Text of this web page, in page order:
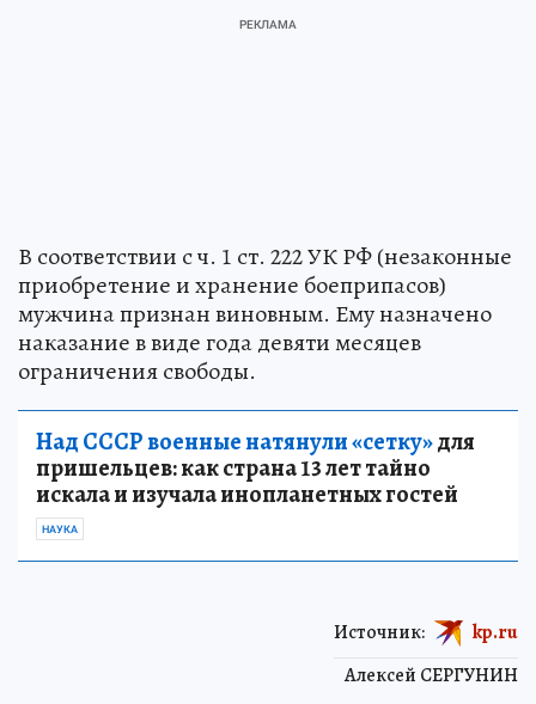
В соответствии с ч. 1 ст. 222 УК РФ (незаконные
приобретение и хранение боеприпасов)
мужчина признан виновным. Ему назначено
наказание в виде года девяти месяцев
ограничения свободы.
Над СССР военные натянули «сетку»для
пришельцев: как страна 13 лет тайно
искала и изучала инопланетных гостей
НАУКА
Алексей СЕРГУНИН
Источник: kp.ru